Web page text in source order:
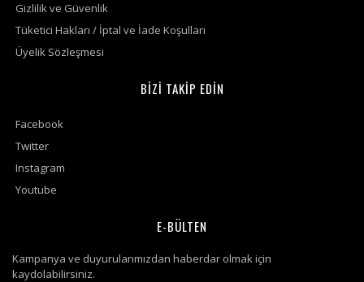
Gizlilik ve Güvenlik
Tüketici Hakları / İptal ve İade Koşulları
Üyelik Sözleşmesi
BİZİ TAKİP EDİN
Facebook
Twitter
Instagram
Youtube
E-BÜLTEN
Kampanya ve duyurularımızdan haberdar olmak için
kaydolabilirsiniz.